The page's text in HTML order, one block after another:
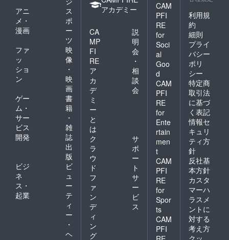
アニ
メ・
漫画
ス
ポ
ー
ツ
ファ
ッ
ショ
ン
映
像
・
映
画
ゲー
ム・
サー
ビス
開発
書
籍
・
雑
誌
出
版
ビジ
ネ
ス・
起業
ビ
ュ
ー
テ
ィ
ー
・
ヘ
アカデミー
CA
MP
FI
RE
ア
カ
デ
ミ
ー
と
は
説
明
会
・
相
談
会
ク
ラ
ウ
ド
フ
ァ
ン
デ
ィ
ン
グ
サ
ポ
ー
ト
サ
ー
ビ
ス
CAM
PFI
RE
for
Soci
al
Goo
d
CAM
PFI
RE
for
Ente
rtain
men
t
CAM
PFI
RE
for
Spor
ts
CAM
PFI
利用規
約
細則
プライ
バシー
ポリ
シー
特定商
取引法
に基づ
く表記
情報セ
キュリ
ティ方
針
反社基
本方針
カスタ
マーハ
ラスメ
ントに
対する
考え方
クッ